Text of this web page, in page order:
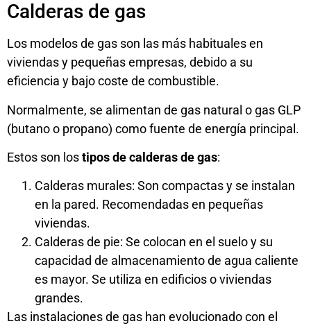
Calderas de gas
Los modelos de gas son las más habituales en
viviendas y pequeñas empresas, debido a su
eficiencia y bajo coste de combustible.
Normalmente, se alimentan de gas natural o gas GLP
(butano o propano) como fuente de energía principal.
Estos son lostipos de calderas de gas:
Calderas murales: Son compactas y se instalan
en la pared. Recomendadas en pequeñas
viviendas.
Calderas de pie: Se colocan en el suelo y su
capacidad de almacenamiento de agua caliente
es mayor. Se utiliza en edificios o viviendas
grandes.
Las instalaciones de gas han evolucionado con el